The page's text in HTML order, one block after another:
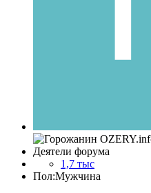
Деятели форума
1,7 тыс
Пол:Мужчина